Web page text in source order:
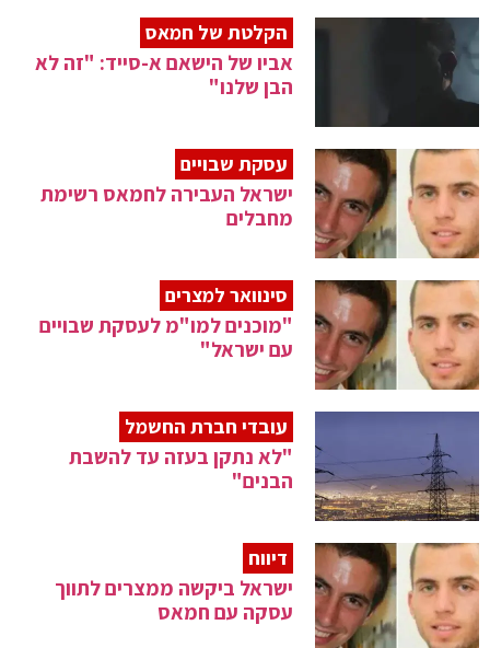
הקלטת של חמאס
אביו של הישאם א-סייד: "זה לא
הבן שלנו"
עסקת שבויים
ישראל העבירה לחמאס רשימת
מחבלים
סינוואר למצרים
"מוכנים למו"מ לעסקת שבויים
עם ישראל"
עובדי חברת החשמל
"לא נתקן בעזה עד להשבת
הבנים"
דיווח
ישראל ביקשה ממצרים לתווך
עסקה עם חמאס